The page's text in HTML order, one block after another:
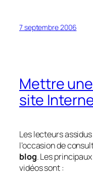
7 septembre 2006
Mettre
site
Les lecteurs
l’occasion de
blog. Les
vidéos sont :